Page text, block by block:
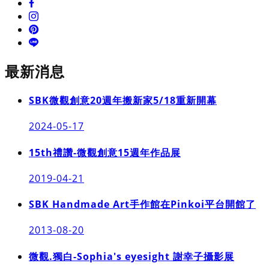
最新消息
SBK微觀創意20週年搬新家5/18重新開幕
2024-05-17
15th禮讚-微觀創意15週年作品展
2019-04-21
SBK Handmade Art手作館在Pinkoi平台開館了
2013-08-20
微觀.獨白-Sophia's eyesight 謝幸子攝影展